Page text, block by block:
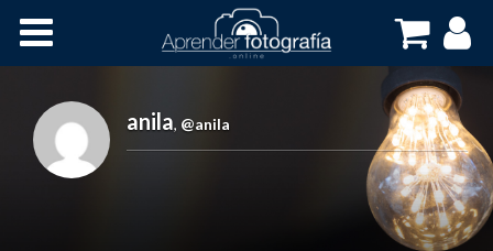
Cursos OnLine
anila, @anila